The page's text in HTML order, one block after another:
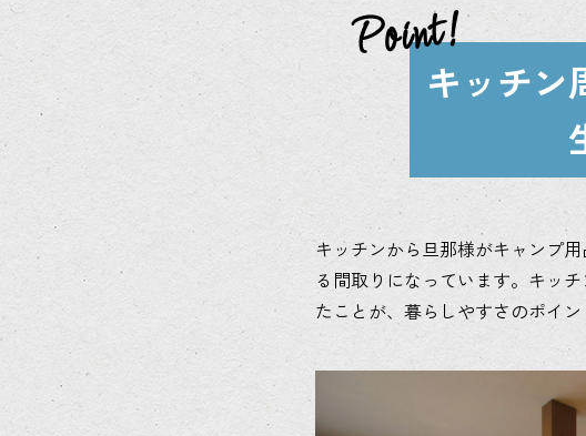
キッチン
キッチンから旦那様がキャンプ
る間取りになっています。キッ
たことが、暮らしやすさのポイン